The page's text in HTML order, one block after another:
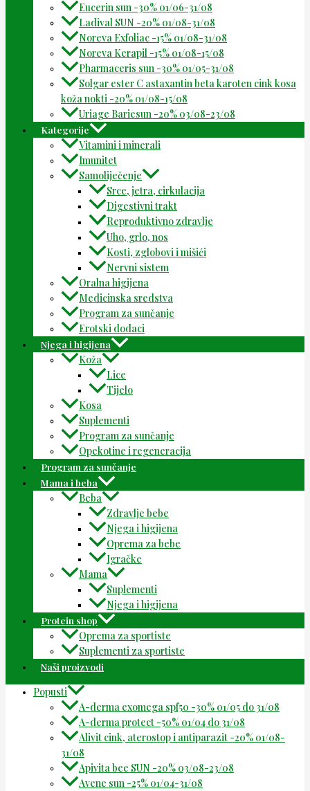
Eucerin sun -30% 01/06-31/08
Ladival SUN -20% 01/08-31/08
Noreva Exfoliac -15% 01/08-31/08
Noreva Kerapil -15% 01/08-15/08
Pharmaceris sun -30% 01/05-31/08
Solgar ester C astaxantin beta karoten cink kosa
koža nokti -20% 01/08-15/08
Uriage Bariesun -20% 03/08-23/08
Kategorije
Vitamini i minerali
Imunitet
Samoliječenje
Srce, jetra, cirkulacija
Digestivni trakt
Reproduktivno zdravlje
Uho, grlo, nos
Kosti, zglobovi i mišići
Nervni sistem
Oralna higijena
Medicinska sredstva
Program za sunčanje
Erotski dodaci
Njega i higijena
Koža
Lice
Tijelo
Kosa
Suplementi
Program za sunčanje
Opekotine i regeneracija
Program za sunčanje
Mama i beba
Beba
Zdravlje bebe
Njega i higijena
Oprema za bebe
Igračke
Mama
Suplementi
Njega i higijena
Protein shop
Oprema za sportiste
Suplementi za sportiste
Naši proizvodi
Popusti
A-derma exomega spf50 -30% 01/05 do 31/08
A-derma protect -50% 01/04 do 31/08
Alivit cink, aterostop i antiparazit -20% 01/08-
31/08
Apivita bee SUN -20% 03/08-23/08
Avene sun -25% 01/04-31/08